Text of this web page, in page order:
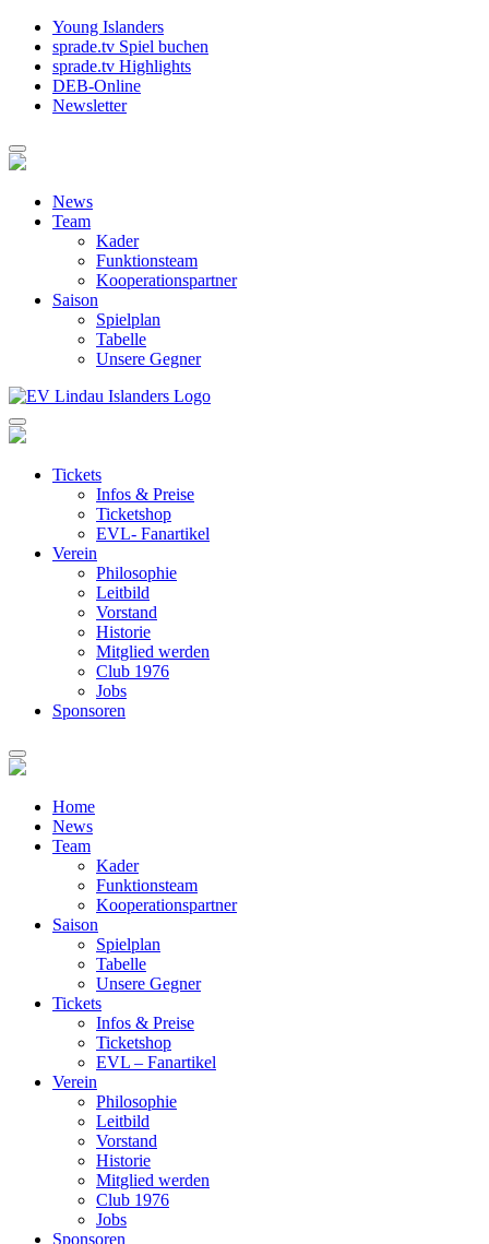
Young Islanders
sprade.tv Spiel buchen
sprade.tv Highlights
DEB-Online
Newsletter
News
Team
Kader
Funktionsteam
Kooperationspartner
Saison
Spielplan
Tabelle
Unsere Gegner
Tickets
Infos & Preise
Ticketshop
EVL- Fanartikel
Verein
Philosophie
Leitbild
Vorstand
Historie
Mitglied werden
Club 1976
Jobs
Sponsoren
Home
News
Team
Kader
Funktionsteam
Kooperationspartner
Saison
Spielplan
Tabelle
Unsere Gegner
Tickets
Infos & Preise
Ticketshop
EVL – Fanartikel
Verein
Philosophie
Leitbild
Vorstand
Historie
Mitglied werden
Club 1976
Jobs
Sponsoren